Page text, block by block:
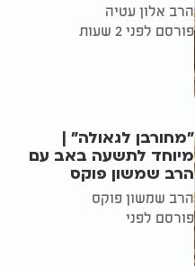
הרב אלון עטיה
פורסם לפני 2 שעות
"מחורבן לגאולה" |
מיוחד לתשעה באב עם
הרב שמשון פוקס
הרב שמשון פוקס
פורסם לפני